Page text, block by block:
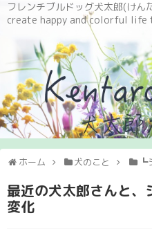
フレンチブルドッグ犬太郎(け
create happy and colorful life
ホーム 犬のこと ┗
最近の犬太郎さんと、
変化